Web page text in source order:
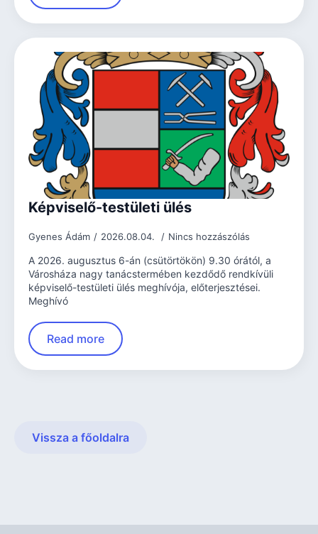
Képviselő-testületi ülés
Gyenes Ádám 2026.08.04. Nincs hozzászólás
A 2026. augusztus 6-án (csütörtökön) 9.30 órától, a
Városháza nagy tanácstermében kezdődő rendkívüli
képviselő-testületi ülés meghívója, előterjesztései.
Meghívó
Read more
Vissza a főoldalra